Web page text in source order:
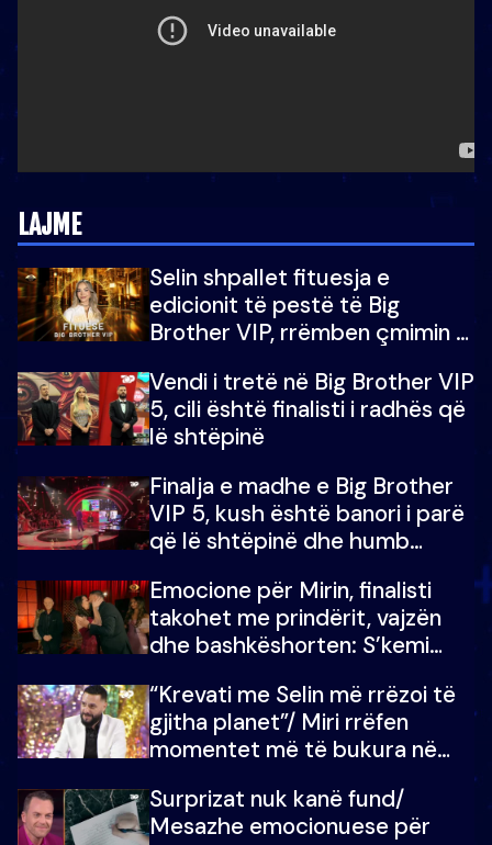
LAJME
Selin shpallet fituesja e
edicionit të pestë të Big
Brother VIP, rrëmben çmimin e
Vendi i tretë në Big Brother VIP
5, cili është finalisti i radhës që
lë shtëpinë
Finalja e madhe e Big Brother
VIP 5, kush është banori i parë
që lë shtëpinë dhe humb
çmimin e madh
Emocione për Mirin, finalisti
takohet me prindërit, vajzën
dhe bashkëshorten: S’kemi
“Krevati me Selin më rrëzoi të
gjitha planet”/ Miri rrëfen
momentet më të bukura në
mungojë zilja e mëngjesit kur…
Surprizat nuk kanë fund/
Mesazhe emocionuese për